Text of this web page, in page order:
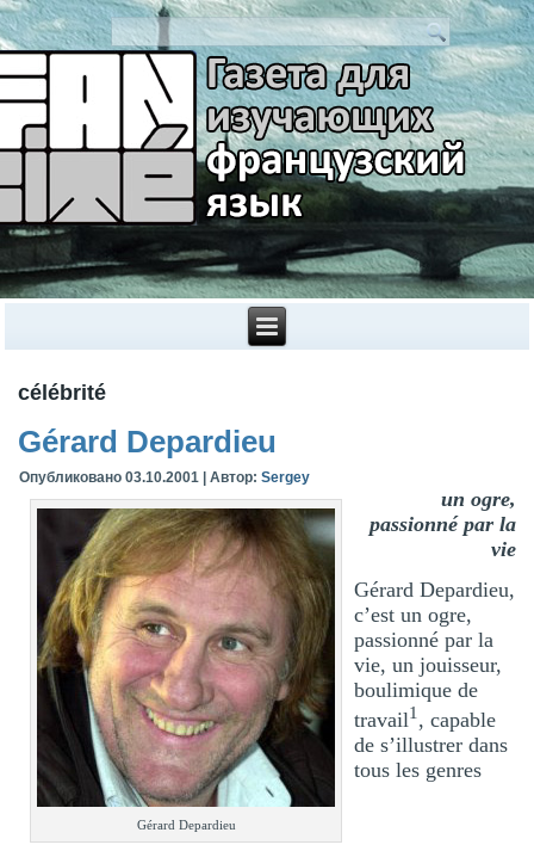
célébrité
Gérard Depardieu
Опубликовано 03.10.2001 |Автор: Sergey
Gérard Depardieu
un ogre,
passionné par la
vie
Gérard Depardieu,
c’est un ogre,
passionné par la
vie, un jouisseur,
boulimique de
travail1 , capable
de s’illustrer dans
tous les genres